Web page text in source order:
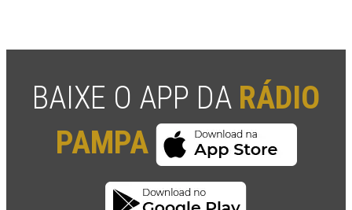
BAIXE O APP DA RÁDIO
PAMPA